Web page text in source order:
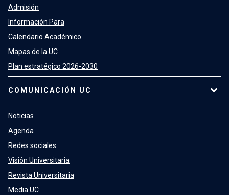
Admisión
Información Para
Calendario Académico
Mapas de la UC
Plan estratégico 2026-2030
COMUNICACIÓN UC
Noticias
Agenda
Redes sociales
Visión Universitaria
Revista Universitaria
Media UC